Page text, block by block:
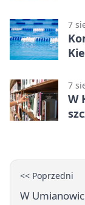
7
7
W
<< Poprzedni
W